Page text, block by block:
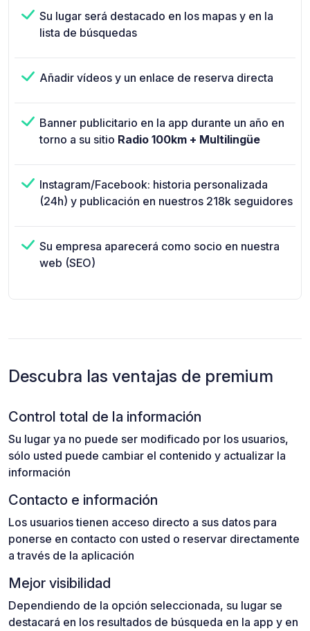
Su lugar será destacado en los mapas y en la
lista de búsquedas
Añadir vídeos y un enlace de reserva directa
Banner publicitario en la app durante un año en
torno a su sitio Radio 100km + Multilingüe
Instagram/Facebook: historia personalizada
(24h) y publicación en nuestros 218k seguidores
Su empresa aparecerá como socio en nuestra
web (SEO)
Descubra las ventajas de premium
Control total de la información
Su lugar ya no puede ser modificado por los usuarios,
sólo usted puede cambiar el contenido y actualizar la
información
Contacto e información
Los usuarios tienen acceso directo a sus datos para
ponerse en contacto con usted o reservar directamente
a través de la aplicación
Mejor visibilidad
Dependiendo de la opción seleccionada, su lugar se
destacará en los resultados de búsqueda en la app y en